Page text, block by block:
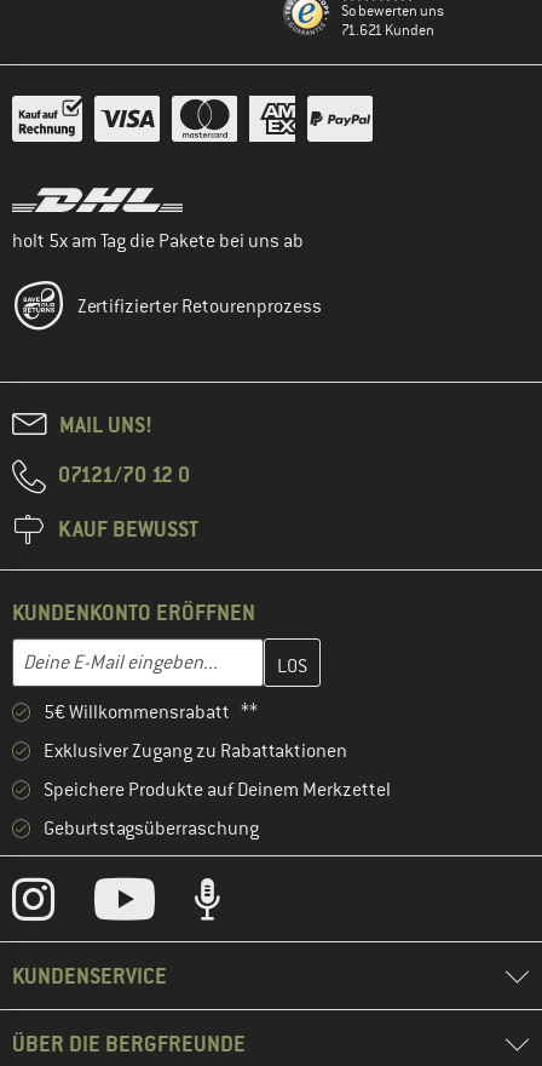
So bewerten uns
71.621 Kunden
holt 5x am Tag die Pakete bei uns ab
Zertifizierter Retourenprozess
MAIL UNS!
07121/70 12 0
KAUF BEWUSST
KUNDENKONTO ERÖFFNEN
E-Mail-Adresse
Gib hier deine E-Mail-Adresse ein und erstelle im nächsten
5€ Willkommensrabatt **
Exklusiver Zugang zu Rabattaktionen
Speichere Produkte auf Deinem Merkzettel
Geburtstagsüberraschung
KUNDENSERVICE
ÜBER DIE BERGFREUNDE